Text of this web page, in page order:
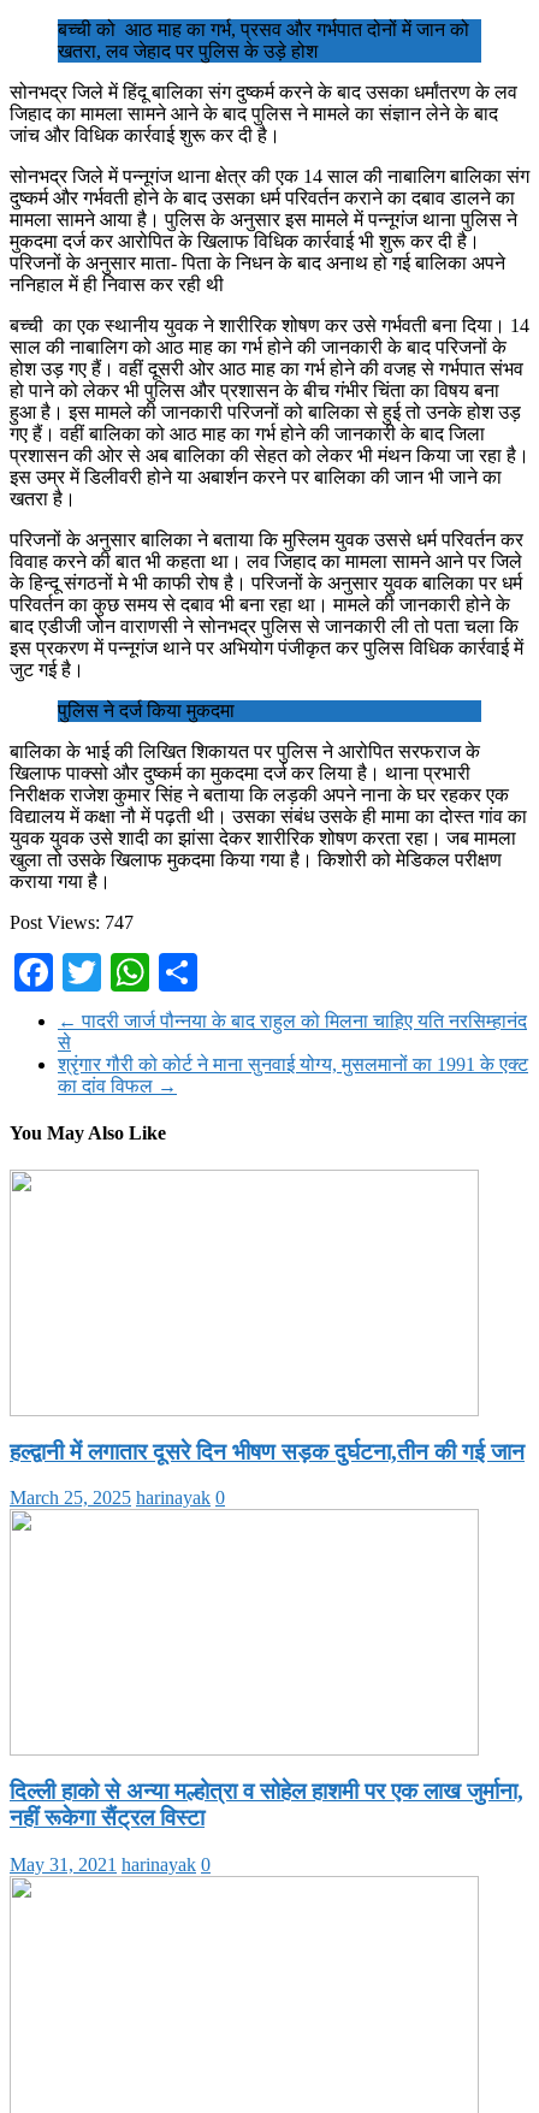
बच्ची को आठ माह का गर्भ, प्रसव और गर्भपात दोनों में जान को
खतरा, लव जेहाद पर पुलिस के उड़े होश
सोनभद्र जिले में हिंदू बालिका संग दुष्‍कर्म करने के बाद उसका धर्मांतरण के लव
जिहाद का मामला सामने आने के बाद पुलिस ने मामले का संज्ञान लेने के बाद
जांच और विधिक कार्रवाई शुरू कर दी है।
सोनभद्र जिले में पन्‍नूगंज थाना क्षेत्र की एक 14 साल की नाबालिग बालिका संग
दुष्‍कर्म और गर्भवती होने के बाद उसका धर्म परिवर्तन कराने का दबाव डालने का
मामला सामने आया है। पुलिस के अनुसार इस मामले में पन्‍नूगंज थाना पुलिस ने
मुकदमा दर्ज कर आरोपित के खिलाफ विधिक कार्रवाई भी शुरू कर दी है।
परिजनों के अनुसार माता- पिता के निधन के बाद अनाथ हो गई बालिका अपने
ननिहाल में ही निवास कर रही थी
बच्ची का एक स्‍थानीय युवक ने शारीरिक शोषण कर उसे गर्भवती बना दिया। 14
साल की नाबालिग को आठ माह का गर्भ होने की जानकारी के बाद परिजनों के
होश उड़ गए हैं। वहीं दूसरी ओर आठ माह का गर्भ होने की वजह से गर्भपात संभव
हो पाने को लेकर भी पुलिस और प्रशासन के बीच गंभीर चिंता का विषय बना
हुआ है। इस मामले की जानकारी परिजनों को बालिका से हुई तो उनके होश उड़
गए हैं। वहीं बालिका को आठ माह का गर्भ होने की जानकारी के बाद जिला
प्रशासन की ओर से अब बालिका की सेहत को लेकर भी मंथन किया जा रहा है।
इस उम्र में डिलीवरी होने या अबार्शन करने पर बालिका की जान भी जाने का
खतरा है।
परिजनों के अनुसार बालिका ने बताया कि मुस्लिम युवक उससे धर्म परिवर्तन कर
विवाह करने की बात भी कहता था। लव जिहाद का मामला सामने आने पर जिले
के हिन्दू संगठनों मे भी काफी रोष है। परिजनों के अनुसार युवक बालिका पर धर्म
परिवर्तन का कुछ समय से दबाव भी बना रहा था। मामले की जानकारी होने के
बाद एडीजी जोन वाराणसी ने सोनभद्र पुलिस से जानकारी ली तो पता चला क‍ि
इस प्रकरण में पन्‍नूगंज थाने पर अभियोग पंजीकृत कर पुलिस विधिक कार्रवाई में
जुट गई है।
पुलिस ने दर्ज किया मुकदमा
बालिका के भाई की लिखित शिकायत पर पुलिस ने आरोपित सरफराज के
खिलाफ पाक्सो और दुष्कर्म का मुकदमा दर्ज कर लिया है। थाना प्रभारी
निरीक्षक राजेश कुमार सिंह ने बताया कि लड़की अपने नाना के घर रहकर एक
विद्यालय में कक्षा नौ में पढ़ती थी। उसका संबंध उसके ही मामा का दोस्त गांव का
युवक युवक उसे शादी का झांसा देकर शारीरिक शोषण करता रहा। जब मामला
खुला तो उसके खिलाफ मुकदमा किया गया है। किशोरी को मेडिकल परीक्षण
कराया गया है।
Post Views: 747
Facebook
TwitterWhatsApp
← पादरी जार्ज पौन्नया के बाद राहुल को मिलना चाहिए यति नरसिम्हानंद
से
श्रृंगार गौरी को कोर्ट ने माना सुनवाई योग्य, मुसलमानों का 1991 के एक्ट
का दांव विफल →
You May Also Like
हल्द्वानी में लगातार दूसरे दिन भीषण सड़क दुर्घटना,तीन की गई जान
March 25, 2025 harinayak 0
दिल्ली हाको से अन्या मल्होत्रा व सोहेल हाशमी पर एक लाख जुर्माना,
नहीं रूकेगा सैंट्रल विस्टा
May 31, 2021 harinayak 0